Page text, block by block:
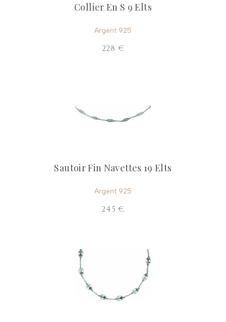
Collier En S 9 Elts
Argent 925
228 €
Sautoir Fin Navettes 19 Elts
Argent 925
245 €